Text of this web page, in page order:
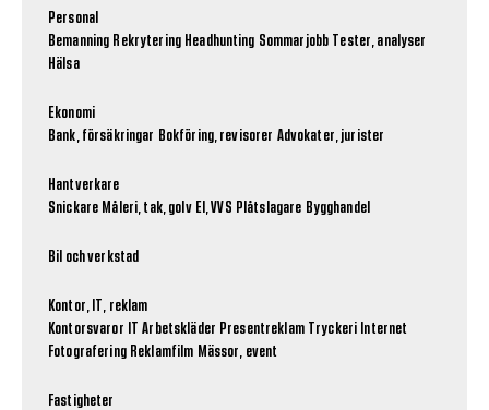
Personal
Bemanning Rekrytering Headhunting Sommarjobb Tester, analyser
Hälsa
Ekonomi
Bank, försäkringar Bokföring, revisorer Advokater, jurister
Hantverkare
Snickare Måleri, tak, golv El, VVS Plåtslagare Bygghandel
Bil och verkstad
Kontor, IT, reklam
Kontorsvaror IT Arbetskläder Presentreklam Tryckeri Internet
Fotografering Reklamfilm Mässor, event
Fastigheter